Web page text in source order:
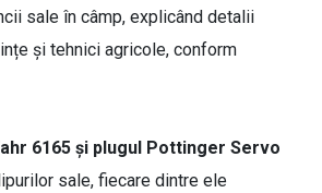
sale în câmp, explicând detalii
și tehnici agricole, conform
6165 și plugul Pottinger Servo
sale, fiecare dintre ele